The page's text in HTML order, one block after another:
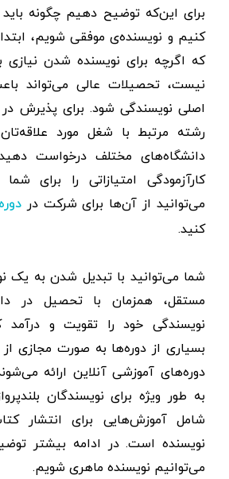
برای این‌که توضیح دهیم چگونه
کنیم و نویسنده‌ی موفقی شویم، ابتدا
که اگرچه برای نویسنده شدن
نیست، تحصیلات عالی می‌تواند
اصلی نویسندگی شود. برای پذیرش
رشته مرتبط با شغل مورد
دانشگاه‌های مختلف درخواست
کارآزمودگی امتیازاتی را برای
می‌توانید از آن‌ها برای شرکت در
کنید.
شما می‌توانید با تبدیل شدن به یک
مستقل، همزمان با تحصیل در
نویسندگی خود را تقویت و
بسیاری از دوره‌ها به صورت مجازی
دوره‌های آموزشی آنلاین ارائه
به ‌طور ویژه برای نویسندگان
شامل آموزش‌هایی برای انتشار
نویسنده است. در ادامه بیشتر
می‌توانیم نویسنده ماهری شویم.